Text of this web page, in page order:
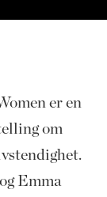
er en
om
Emma